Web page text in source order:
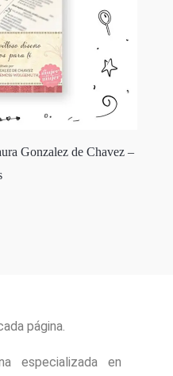
Gonzalez de Chavez –
página.
especializada en